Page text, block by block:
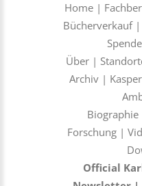
Home |
Bücherverkauf|
Über |
Archiv|
Biographie
Forschung|
Official